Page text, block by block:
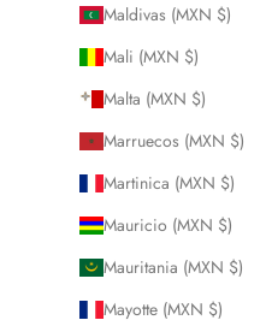
Maldivas (MXN $)
Mali (MXN $)
Malta (MXN $)
Marruecos (MXN $)
Martinica (MXN $)
Mauricio (MXN $)
Mauritania (MXN $)
Mayotte (MXN $)